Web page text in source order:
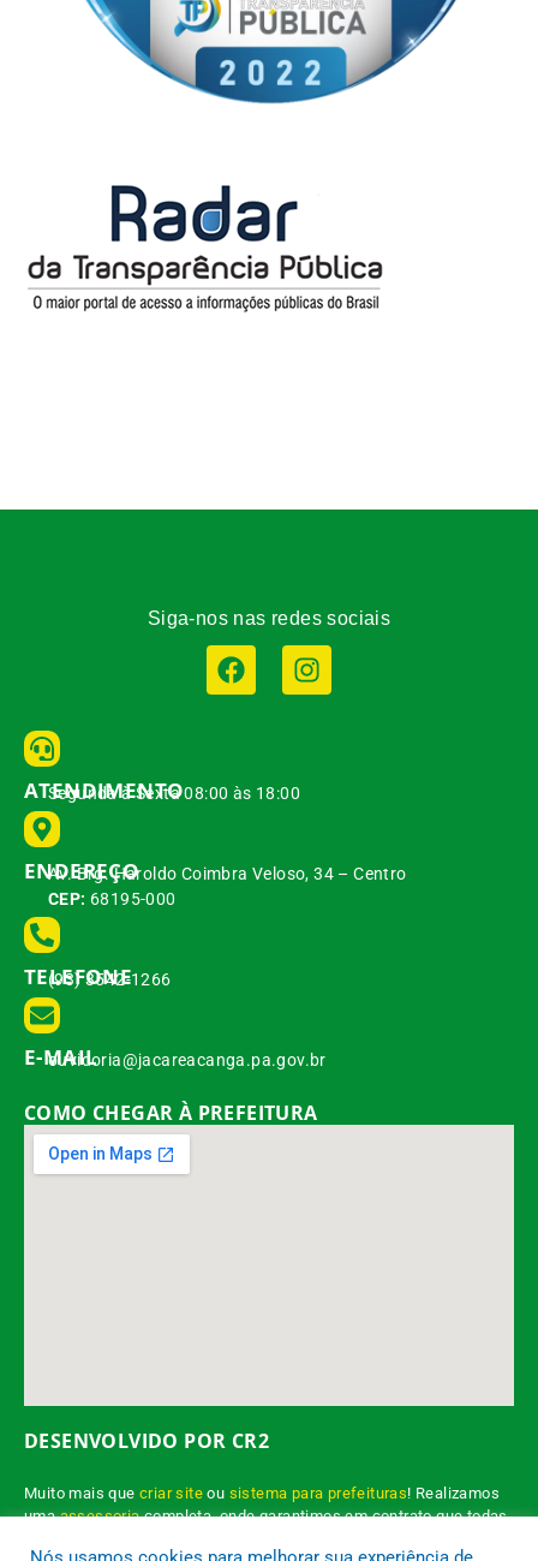
Siga-nos nas redes sociais
ATENDIMENTO
Segunda à Sexta 08:00 às 18:00
ENDEREÇO
Av. Brg. Haroldo Coimbra Veloso, 34 – Centro
CEP: 68195-000
TELEFONE
(93) 3542-1266
E-MAIL
ouvidoria@jacareacanga.pa.gov.br
COMO CHEGAR À PREFEITURA
DESENVOLVIDO POR CR2
Muito mais quecriar site ou sistema para prefeituras! Realizamos
umaassessoriacompleta, onde garantimos em contrato que todas